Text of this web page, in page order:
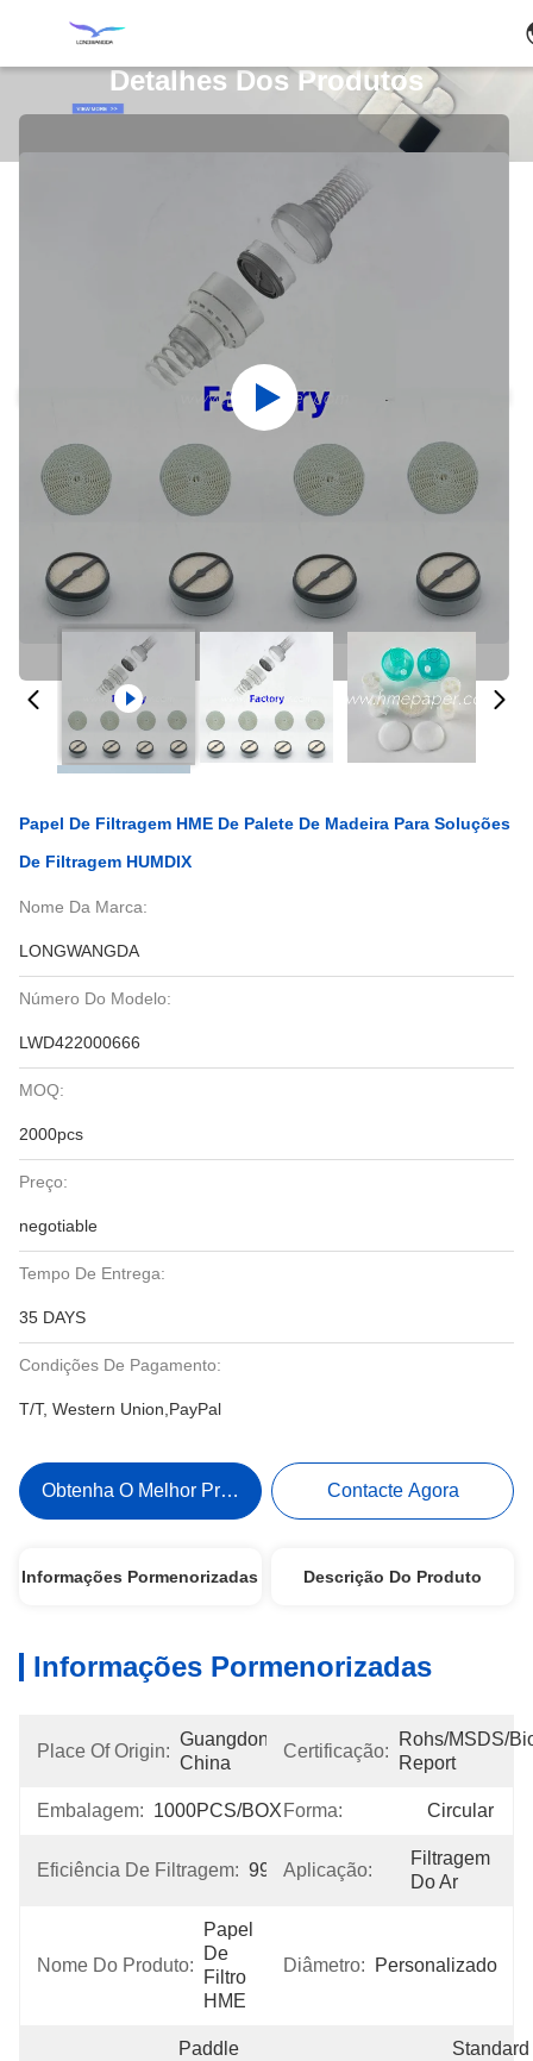
Detalhes Dos Produtos
Papel De Filtragem HME De Palete De Madeira Para Soluções
De Filtragem HUMDIX
Nome Da Marca:
LONGWANGDA
Número Do Modelo:
LWD422000666
MOQ:
2000pcs
Preço:
negotiable
Tempo De Entrega:
35 DAYS
Condições De Pagamento:
T/T, Western Union,PayPal
Obtenha O Melhor Preço Contacte Agora
Informações Pormenorizadas Descrição Do Produto
Informações Pormenorizadas
Place Of Origin:
Guangdong,
China
Certificação:
Rohs/MSDS/
Report
Embalagem: 1000PCS/BOX Forma: Circular
Eficiência De Filtragem: 99.99%Aplicação:
Filtragem
Do Ar
Nome Do Produto:
Papel
De
Filtro
HME
Diâmetro: Personalizado
Paddle
Standard